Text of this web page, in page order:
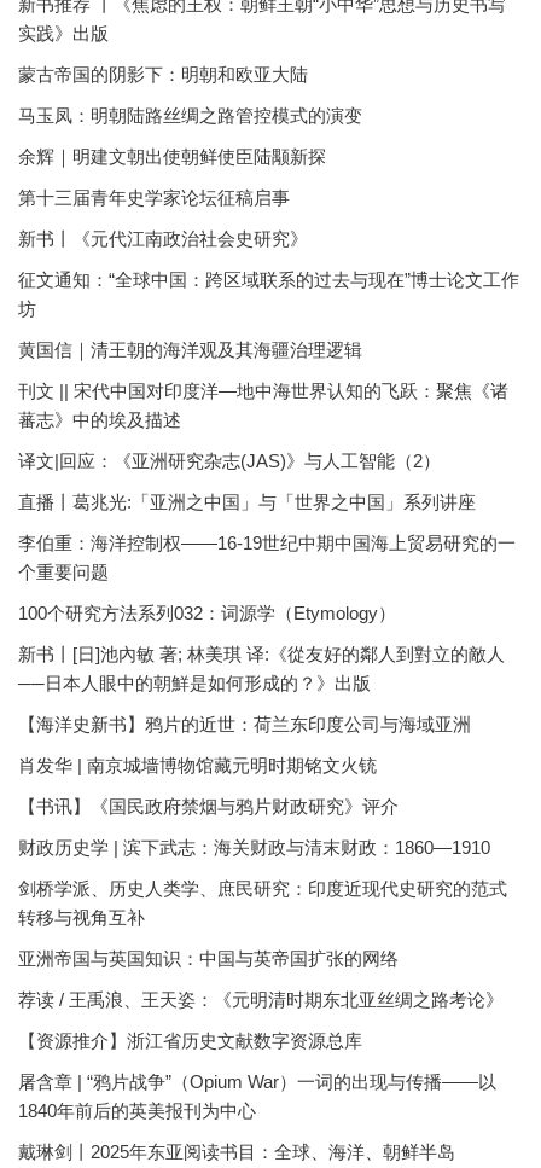
新书推荐 丨《焦虑的王权：朝鲜王朝“小中华”思想与历史书写
实践》出版
蒙古帝国的阴影下：明朝和欧亚大陆
马玉凤：明朝陆路丝绸之路管控模式的演变
余辉｜明建文朝出使朝鲜使臣陆颙新探
第十三届青年史学家论坛征稿启事
新书丨《元代江南政治社会史研究》
征文通知：“全球中国：跨区域联系的过去与现在”博士论文工作
坊
黄国信｜清王朝的海洋观及其海疆治理逻辑
刊文 || 宋代中国对印度洋—地中海世界认知的飞跃：聚焦《诸
蕃志》中的埃及描述
译文|回应：《亚洲研究杂志(JAS)》与人工智能（2）
直播丨葛兆光:「亚洲之中国」与「世界之中国」系列讲座
李伯重：海洋控制权——16-19世纪中期中国海上贸易研究的一
个重要问题
100个研究方法系列032：词源学（Etymology）
新书丨[日]池內敏 著; 林美琪 译:《從友好的鄰人到對立的敵人
──日本人眼中的朝鮮是如何形成的？》出版
【海洋史新书】鸦片的近世：荷兰东印度公司与海域亚洲
肖发华 | 南京城墙博物馆藏元明时期铭文火铳
【书讯】《国民政府禁烟与鸦片财政研究》评介
财政历史学 | 滨下武志：海关财政与清末财政：1860—1910
剑桥学派、历史人类学、庶民研究：印度近现代史研究的范式
转移与视角互补
亚洲帝国与英国知识：中国与英帝国扩张的网络
荐读 / 王禹浪、王天姿：《元明清时期东北亚丝绸之路考论》
【资源推介】浙江省历史文献数字资源总库
屠含章 | “鸦片战争”（Opium War）一词的出现与传播——以
1840年前后的英美报刊为中心
戴琳剑丨2025年东亚阅读书目：全球、海洋、朝鲜半岛